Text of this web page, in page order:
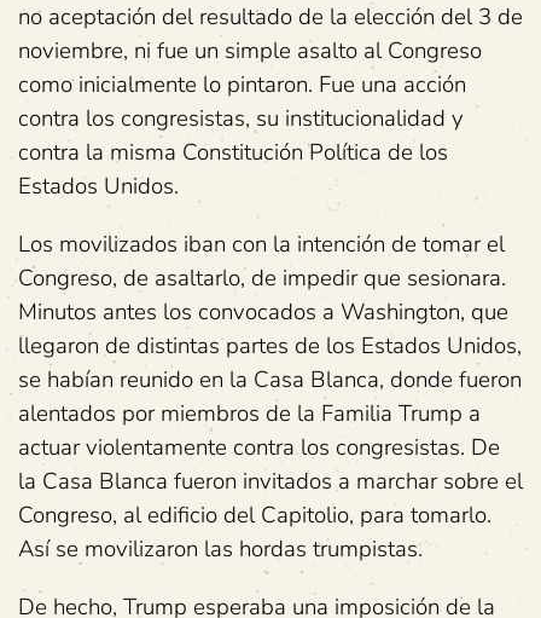
no aceptación del resultado de la elección del 3 de
noviembre, ni fue un simple asalto al Congreso
como inicialmente lo pintaron. Fue una acción
contra los congresistas, su institucionalidad y
contra la misma Constitución Política de los
Estados Unidos.
Los movilizados iban con la intención de tomar el
Congreso, de asaltarlo, de impedir que sesionara.
Minutos antes los convocados a Washington, que
llegaron de distintas partes de los Estados Unidos,
se habían reunido en la Casa Blanca, donde fueron
alentados por miembros de la Familia Trump a
actuar violentamente contra los congresistas. De
la Casa Blanca fueron invitados a marchar sobre el
Congreso, al edificio del Capitolio, para tomarlo.
Así se movilizaron las hordas trumpistas.
De hecho, Trump esperaba una imposición de la